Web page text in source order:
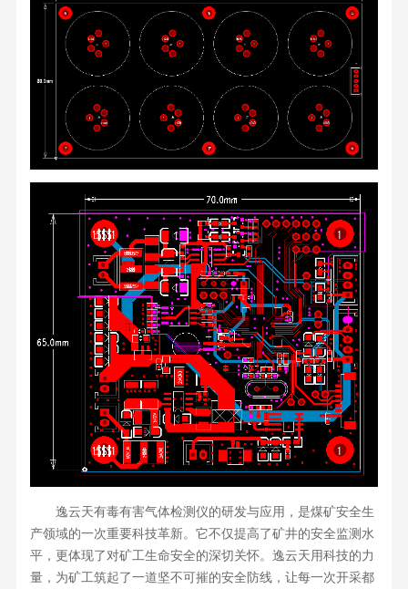
逸云天有毒有害气体检测仪的研发与应用，是煤矿安全生
产领域的一次重要科技革新。它不仅提高了矿井的安全监测水
平，更体现了对矿工生命安全的深切关怀。逸云天用科技的力
量，为矿工筑起了一道坚不可摧的安全防线，让每一次开采都